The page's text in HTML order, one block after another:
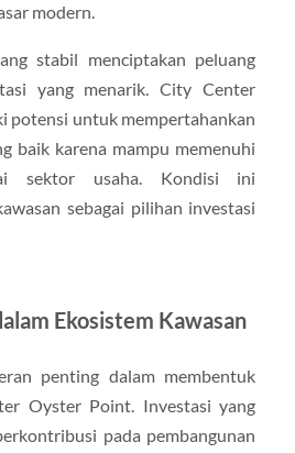
modern.
stabil menciptakan peluang
yang menarik. City Center
potensi untuk mempertahankan
baik karena mampu memenuhi
sektor usaha. Kondisi ini
sebagai pilihan investasi
Ekosistem Kawasan
penting dalam membentuk
Oyster Point. Investasi yang
pada pembangunan